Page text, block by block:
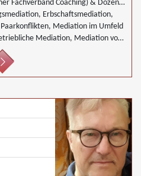
Fachverband Coaching) & Dozent
Erbschaftsmediation,
Mediation im Umfeld
Mediation, Mediation von
bei Gesellschafterkonflikten,
Mediation von
in der Wohnungswirtschaft,